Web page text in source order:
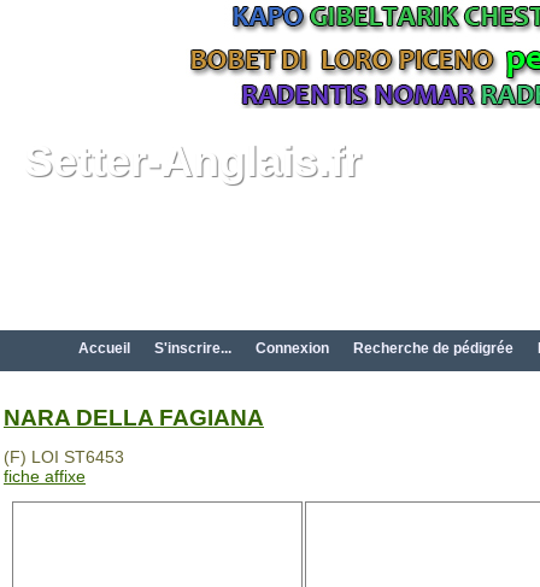
Setter-Anglais.fr
Accueil S'inscrire... Connexion Recherche de pédigrée
NARA DELLA FAGIANA
(F) LOI ST6453
fiche affixe